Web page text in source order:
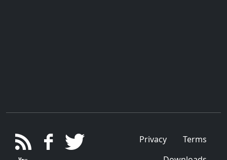
Privacy
Terms